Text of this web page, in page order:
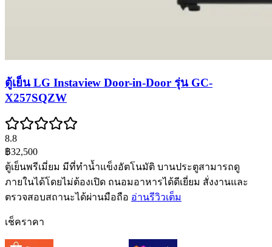
ตู้เย็น LG Instaview Door-in-Door รุ่น GC-
X257SQZW
8.8
฿32,500
ตู้เย็นพรีเมี่ยม มีที่ทำน้ำแข็งอัตโนมัติ บานประตูสามารถดู
ภายในได้โดยไม่ต้องเปิด ถนอมอาหารได้ดีเยี่ยม สั่งงานและ
ตรวจสอบสถานะได้ผ่านมือถือ อ่านรีวิวเต็ม
เช็คราคา